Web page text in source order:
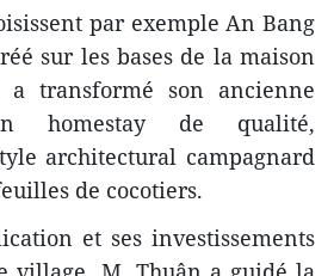
par exemple An Bang
sur les bases de la maison
transformé son ancienne
homestay de qualité,
architectural campagnard
de cocotiers.
et ses investissements